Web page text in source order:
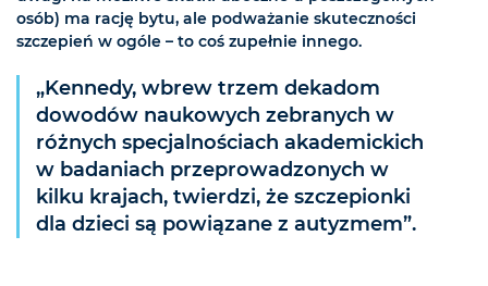
osób) ma rację bytu, ale podważanie skuteczności
szczepień w ogóle – to coś zupełnie innego.
„Kennedy, wbrew trzem dekadom
dowodów naukowych zebranych w
różnych specjalnościach akademickich
w badaniach przeprowadzonych w
kilku krajach, twierdzi, że szczepionki
dla dzieci są powiązane z autyzmem”.